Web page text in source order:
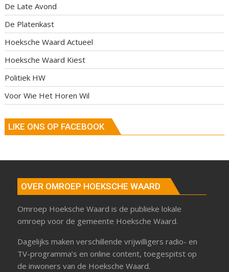
De Late Avond
De Platenkast
Hoeksche Waard Actueel
Hoeksche Waard Kiest
Politiek HW
Voor Wie Het Horen Wil
LIKE ONS OP FACEBOOK
OVER OMROEP HOEKSCHE WAARD
Omroep Hoeksche Waard is de publieke lokale
omroep voor de gemeente Hoeksche Waard.
Dagelijks maken verschillende vrijwilligers radio- en
TV-programma’s en online content, toegespitst op
de inwoners van de Hoeksche Waard.